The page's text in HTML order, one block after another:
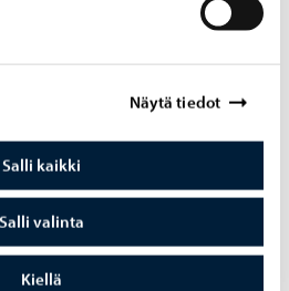
Näytä tiedot
Salli kaikki
Salli valinta
Kiellä
lupa- ja val­von­ta­lau­ta­
22.6.2026
pää­tök­set 22.6.2026